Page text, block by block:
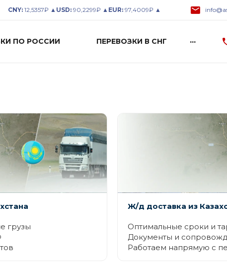
CNY: 12,5357₽ ▲ USD: 90,2299₽ ▲ EUR: 97,4009₽ ▲
ПО РОССИИ ПЕРЕВОЗКИ В СНГ ...
грузы
Ж/д доставка из
Оптимальные сроки и
Документы и
Работаем напрямую с